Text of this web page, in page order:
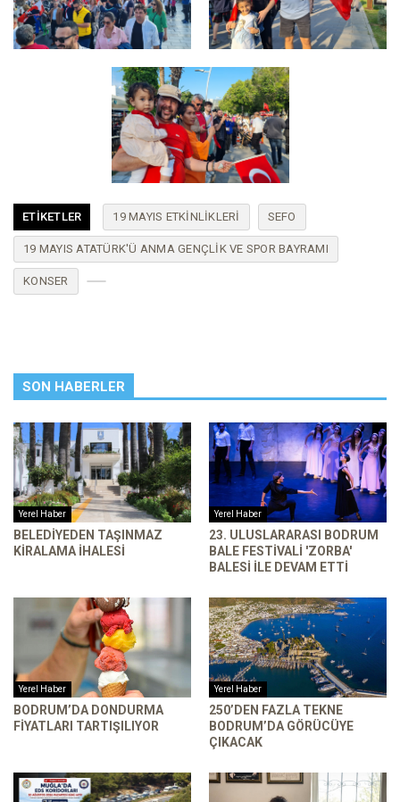
ETIKETLER 19 MAYIS ETKINLIKLERI SEFO
19 MAYIS ATATÜRK'Ü ANMA GENÇLIK VE SPOR BAYRAMI
KONSER
SON HABERLER
Yerel Haber
BELEDIYEDEN TAŞINMAZ
KIRALAMA İHALESI
Yerel Haber
23. ULUSLARARASI BODRUM
BALE FESTIVALI 'ZORBA'
BALESI ILE DEVAM ETTI
Yerel Haber
BODRUM’DA DONDURMA
FIYATLARI TARTIŞILIYOR
Yerel Haber
250’DEN FAZLA TEKNE
BODRUM’DA GÖRÜCÜYE
ÇIKACAK